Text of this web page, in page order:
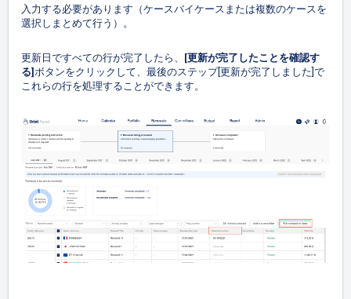
入力する必要があります（ケースバイケースまたは複数のケースを
選択しまとめて行う）。
更新日ですべての行が完了したら、 [更新が完了したことを確認す
る]ボタンをクリックして、最後のステップ[更新が完了しました]で
これらの行を処理することができます。